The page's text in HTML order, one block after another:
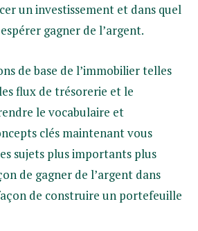
un investissement et dans quel
gagner de l’argent.
de base de l’immobilier telles
flux de trésorerie et le
le vocabulaire et
clés maintenant vous
sujets plus importants plus
de gagner de l’argent dans
de construire un portefeuille